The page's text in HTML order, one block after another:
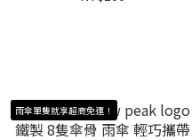
雨傘單隻就享超商免運！